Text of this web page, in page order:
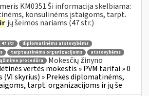
KM0351 Ši informacija skelbiama:
konsulinėms įstaigoms, tarpt.
ir jų šeimos nariams (47 str.)
47 str
diplomatinėms atstovybėms
tarptautinėms organizacijoms
atstovybėms
procedūra
Mokesčių žinyno
vertės mokestis » PVM tarifai » 0
(VI skyrius) » Prekės diplomatinėms,
tarpt. organizacijoms ir jų še